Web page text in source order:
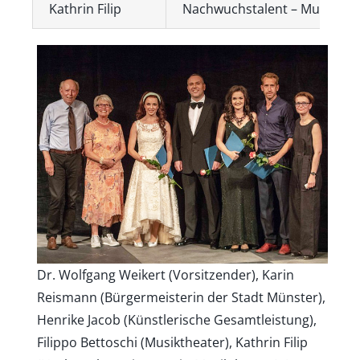
Kathrin Filip Nachwuchstalent –
Dr. Wolfgang Weikert (Vorsitzender), Karin
Reismann (Bürgermeisterin der Stadt Münster),
Henrike Jacob (Künstlerische Gesamtleistung),
Filippo Bettoschi (Musiktheater), Kathrin Filip